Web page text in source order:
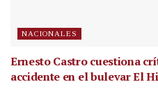
NACIONALES
Ernesto Castro cuestiona
accidente en el bulevar El